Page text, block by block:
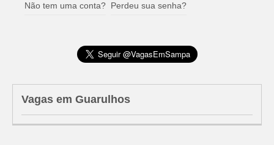
Não tem uma conta? Perdeu sua senha?
Vagas em Guarulhos